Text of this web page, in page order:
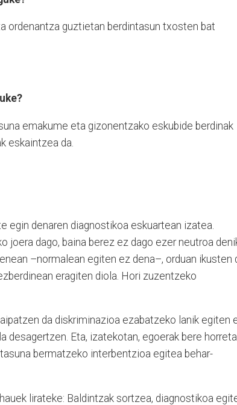
ordenantza guztietan berdintasun txosten bat
emakume eta gizonentzako eskubide berdinak
eskaintzea da.
egin denaren diagnostikoa eskuartean izatea.
joera dago, baina berez ez dago ezer neutroa
–normalean egiten ez dena–, orduan ikusten
eragiten diola. Hori zuzentzeko
da diskriminazioa ezabatzeko lanik egiten
desagertzen. Eta, izatekotan, egoerak bere
bermatzeko interbentzioa egitea behar-
lirateke: Baldintzak sortzea, diagnostikoa